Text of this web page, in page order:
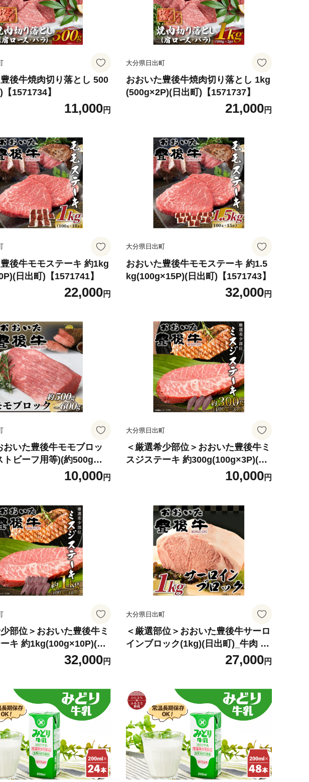
後牛焼肉切り落とし 500
1571734】
11,000円
大分県日出町
おおいた豊後牛焼肉切り落とし 1kg
(500g×2P)(日出町)【1571737】
21,000円
後牛モモステーキ 約1kg
日出町)【1571741】
22,000円
大分県日出町
おおいた豊後牛モモステーキ 約1.5
kg(100g×15P)(日出町)【1571743】
32,000円
おいた豊後牛モモブロッ
トビーフ用等)(約500g～6
町)【1571746】10,000円
大分県日出町
＜厳選希少部位＞おおいた豊後牛ミ
スジステーキ 約300g(100g×3P)(日
10,000円
部位＞おおいた豊後牛ミ
キ 約1kg(100g×10P)(日
32,000円
大分県日出町
＜厳選部位＞おおいた豊後牛サーロ
インブロック(1kg)(日出町)_牛肉 和
牛 豊後牛 黒毛和牛 ブランド牛 サー
ロインブロック サーロイン ステー
県 日出町 送料無料 贈答 ギフト【1
571758】
27,000円